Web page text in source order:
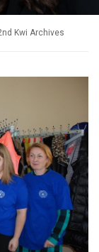
Kwi Archives